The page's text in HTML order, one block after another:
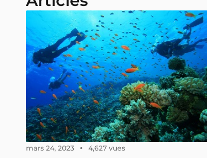
mars 24, 2023 4,627 vues